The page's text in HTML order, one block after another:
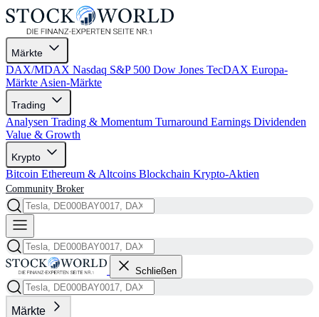
Märkte
DAX/MDAX Nasdaq S&P 500 Dow Jones TecDAX Europa-
Märkte Asien-Märkte
Trading
Analysen Trading & Momentum Turnaround Earnings Dividenden
Value & Growth
Krypto
Bitcoin Ethereum & Altcoins Blockchain Krypto-Aktien
Community Broker
Schließen
Märkte